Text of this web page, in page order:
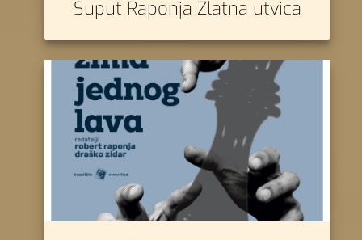
Šuput Raponja Zlatna utvica